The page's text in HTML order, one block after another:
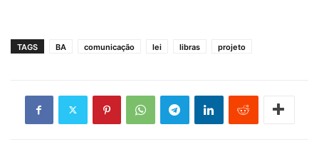
TAGS BA comunicação lei libras projeto